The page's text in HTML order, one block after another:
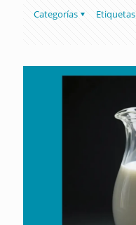
Categorías Etiquetas